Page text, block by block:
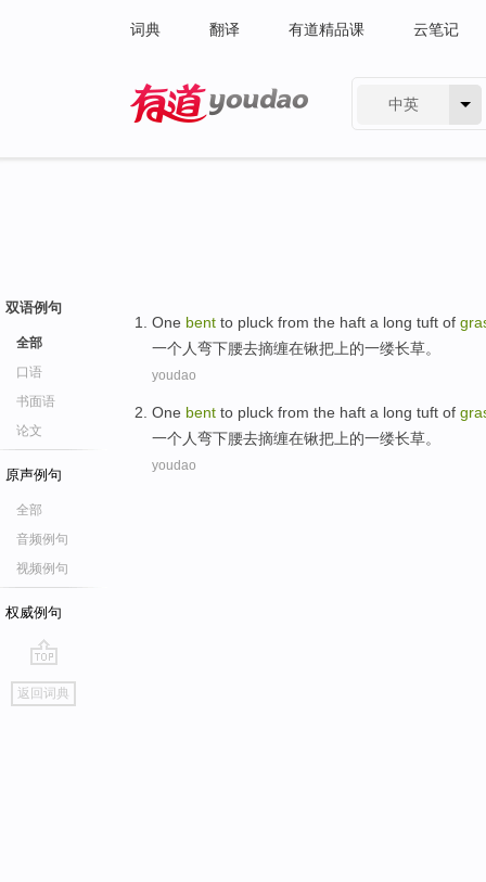
词典 翻译 有道精品课 云笔记
中英
双语例句
全部
口语
书面语
论文
原声例句
全部
音频例句
视频例句
权威例句
go
top
返回词典
One bent to pluck from the haft a long tuft of
一个人弯下腰去摘缠在锹把上的一缕长草。
youdao
One bent to pluck from the haft a long tuft of
一个人弯下腰去摘缠在锹把上的一缕长草。
youdao